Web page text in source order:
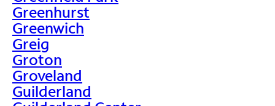
Greenhurst
Greenwich
Greig
Groton
Groveland
Guilderland